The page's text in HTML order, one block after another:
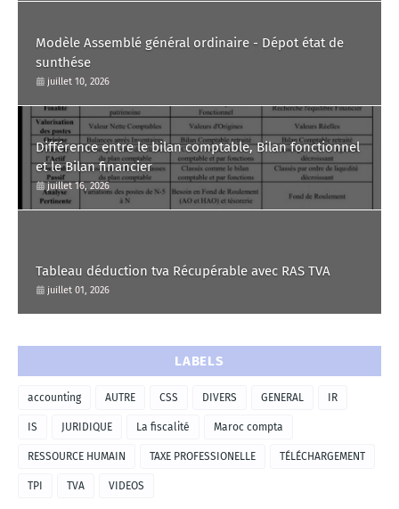
Modèle Assemblé général ordinaire - Dépot état de
sunthése
juillet 10, 2026
Différence entre le bilan comptable, Bilan fonctionnel
et le Bilan financier
juillet 16, 2026
Tableau déduction tva Récupérable avec RAS TVA
juillet 01, 2026
LABELS
accounting AUTRE CSS DIVERS GENERAL IR
IS JURIDIQUE La fiscalité Maroc compta
RESSOURCE HUMAIN TAXE PROFESSIONELLE TÉLÉCHARGEMENT
TPI TVA VIDEOS